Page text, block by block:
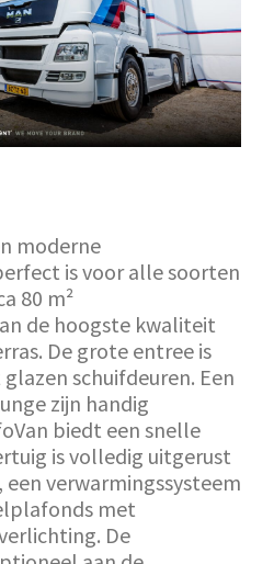
moderne
is voor alle soorten
80 m²
de hoogste kwaliteit
De grote entree is
schuifdeuren. Een
zijn handig
biedt een snelle
is volledig uitgerust
verwarmingssysteem
met
De